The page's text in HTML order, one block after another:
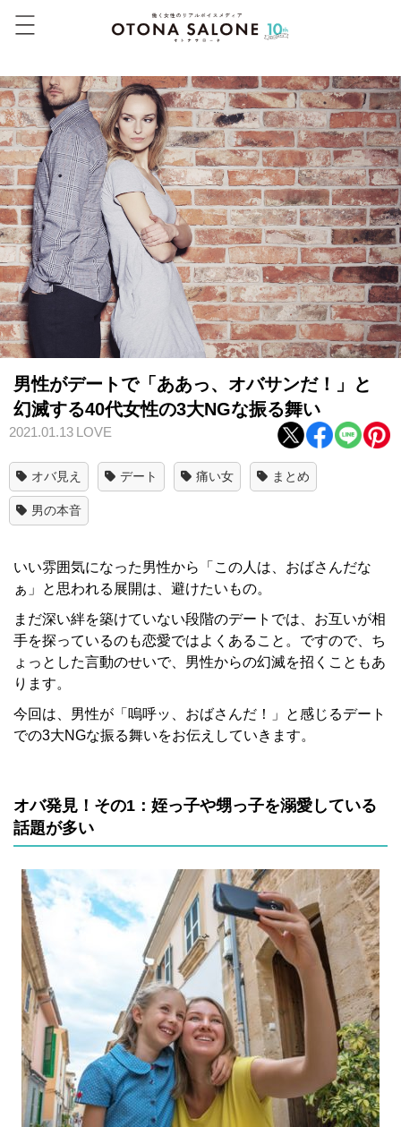
男性がデートで「ああっ、オバサンだ！」と
幻滅する40代女性の3大NGな振る舞い
2021.01.13 LOVE
オバ見え デート 痛い女 まとめ
男の本音
いい雰囲気になった男性から「この人は、おばさんだな
ぁ」と思われる展開は、避けたいもの。
まだ深い絆を築けていない段階のデートでは、お互いが相
手を探っているのも恋愛ではよくあること。ですので、ち
ょっとした言動のせいで、男性からの幻滅を招くこともあ
ります。
今回は、男性が「嗚呼ッ、おばさんだ！」と感じるデート
での3大NGな振る舞いをお伝えしていきます。
オバ発見！その1：姪っ子や甥っ子を溺愛している
話題が多い